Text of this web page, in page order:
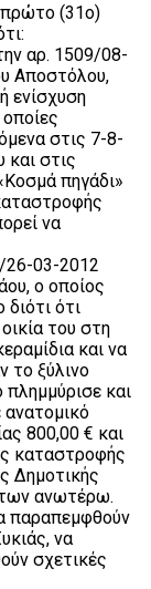
πρώτο (31ο)
αρ. 1509/08-
Αποστόλου,
ενίσχυση
στις 7-8-
και στις
πηγάδι»
να
26-03-2012
ο οποίος
ότι
του στη
και να
το ξύλινο
και
800,00 € και
καταστροφής
Δημοτικής
των ανωτέρω.
παραπεμφθούν
να
σχετικές